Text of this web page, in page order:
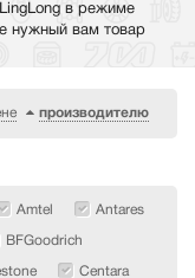
в режиме
нужный вам товар
производителю
Amtel Antares
BFGoodrich
Centara